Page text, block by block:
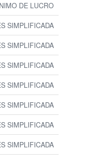
DE LUCRO
SIMPLIFICADA
SIMPLIFICADA
SIMPLIFICADA
SIMPLIFICADA
SIMPLIFICADA
SIMPLIFICADA
SIMPLIFICADA